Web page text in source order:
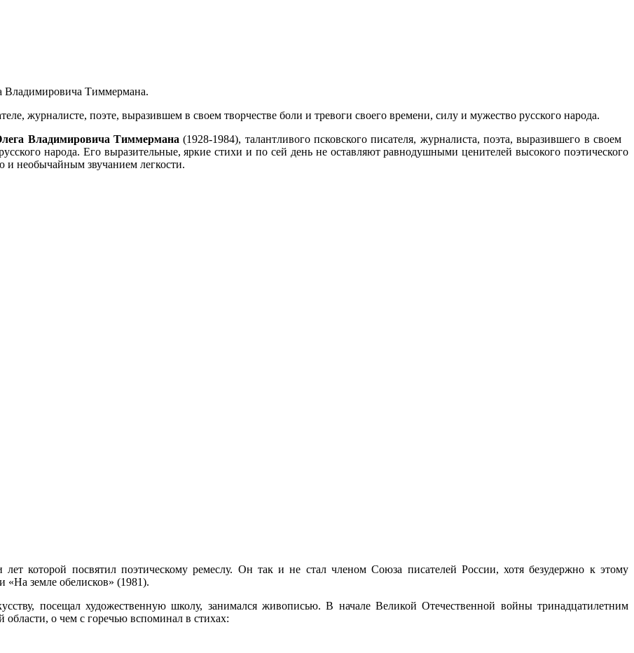
Владимировича Тиммермана.
журналисте, поэте, выразившем в своем творчестве боли и тревоги своего времени, силу и мужество русского народа.
Владимировича Тиммермана (1928-1984), талантливого псковского писателя, журналиста, поэта, выразившего в своем
народа. Его выразительные, яркие стихи и по сей день не оставляют равнодушными ценителей высокого поэтического
и необычайным звучанием легкости.
которой посвятил поэтическому ремеслу. Он так и не стал членом Союза писателей России, хотя безудержно к этому
«На земле обелисков» (1981).
посещал художественную школу, занимался живописью. В начале Великой Отечественной войны тринадцатилетним
о чем с горечью вспоминал в стихах: